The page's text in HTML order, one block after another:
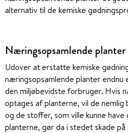
alternativ til de kemiske
Næringsopsamlende
Udover at erstatte kemiske
næringsopsamlende planter endnu
den miljøbevidste forbruger. Hvis
optages af planterne, vil de nemlig
og de stoffer, som ville kunne
planterne, gør da i stedet skade på